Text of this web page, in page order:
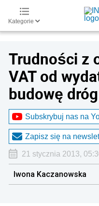
Kategorie
Trudności z
VAT od
budowę dróg
Subskrybuj nas na
Zapisz się na
21 stycznia 2013,
Iwona Kaczanowska